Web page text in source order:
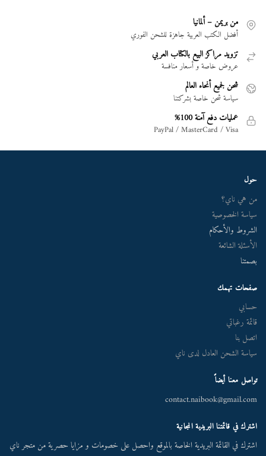
من بريمن – ألمانيا
أفضل الكتب العربية جاهزة للشحن الفوري
تزويد مراكز البيع بالكتاب العربي
عروض خاصة و أسعار منافسة
شحن لجميع أنحاء العالم
سياسة شحن خاصة بشركتنا
عمليات دفع آمنة 100%
PayPal / MasterCard / Visa
حول
من هي ناي؟
سياسة الخصوصية
الشروط والأحكام
الأسئلة الشائعة
بصمتنا
صفحات تهمك
حسابي
قائمة رغباتي
اتصل بنا
سياسة الشحن العادل لدى ناي
تواصل معنا أيضاً
contact.naibook@gmail.com
اشترك في قائمتنا البريدية المجانية
اشترك في القائمة البريدية الخاصة بالموقع واحصل على خصومات و مزايا حصرية من متجر ناي